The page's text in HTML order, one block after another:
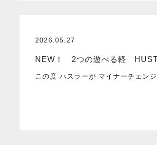
2026.05.27
NEW！ 2つの遊べる軽
この度 ハスラーが マイナーチェ